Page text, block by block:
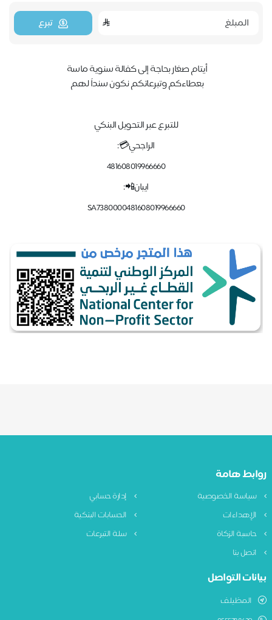
تبرع
أيتام صغار بحاجة إلى كفالة سنوية ماسة
بعطاءكم وتبرعاتكم نكون سنداً لهم
للتبرع عبر التحويل البنكي
الراجحي💳:
481608019966660
ايبان📲:
SA7380000481608019966660
روابط هامة
سياسة الخصوصية
إدارة حسابي
الإهداءات
الحسابات البنكية
حاسبة الزكاة
سلة التبرعات
اتصل بنا
بيانات التواصل
المظيلف